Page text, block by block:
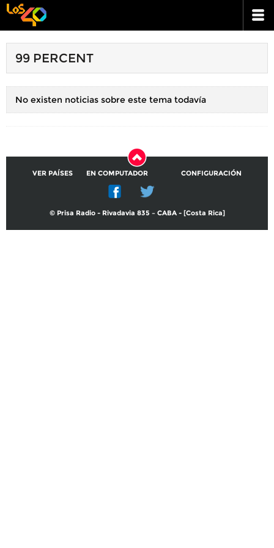
99 PERCENT
No existen noticias sobre este tema todavía
VER PAÍSES EN COMPUTADOR CONFIGURACIÓN
© Prisa Radio - Rivadavia 835 – CABA - [Costa Rica]